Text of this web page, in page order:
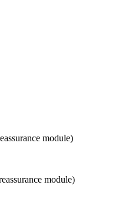
module)
module)